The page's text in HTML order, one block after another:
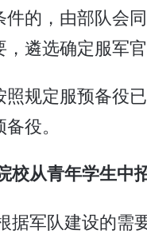
件的，由部队会
遴选确定服军官
照规定服预备役
役。
校从青年学生中
据军队建设的需